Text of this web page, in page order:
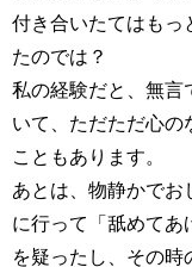
付き合いたてはもっ
たのでは？
私の経験だと、無言
いて、ただただ心の
こともあります。
あとは、物静かでお
に行って「舐めてあ
を疑ったし、その時